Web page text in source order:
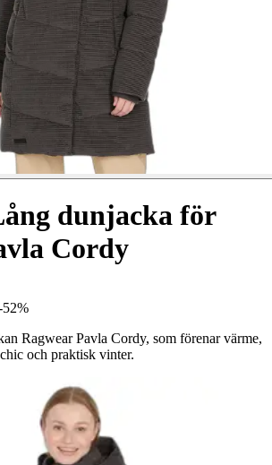
dunjacka för
Cordy
52%
Ragwear Pavla Cordy, som förenar värme,
och praktisk vinter.